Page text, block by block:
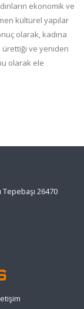
ekonomik ve
kültürel yapılar
olarak, kadına
ürettiği ve yeniden
olarak ele
26470